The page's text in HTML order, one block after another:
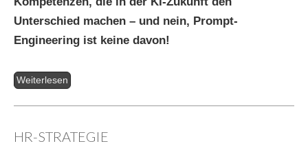
Unterschied machen – und nein, Prompt-
Engineering ist keine davon!
Weiterlesen
HR-STRATEGIE